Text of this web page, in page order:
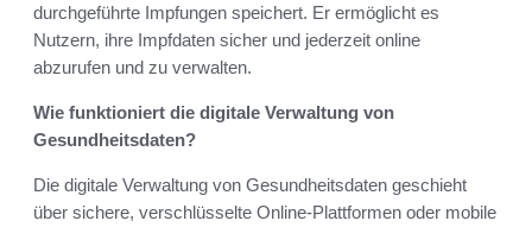
durchgeführte Impfungen speichert. Er ermöglicht es
Nutzern, ihre Impfdaten sicher und jederzeit online
abzurufen und zu verwalten.
Wie funktioniert die digitale Verwaltung von
Gesundheitsdaten?
Die digitale Verwaltung von Gesundheitsdaten geschieht
über sichere, verschlüsselte Online-Plattformen oder mobile